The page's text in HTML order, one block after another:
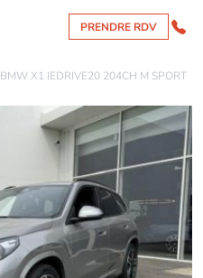
PRENDRE RDV
BMW X1 IEDRIVE20 204CH M SPORT